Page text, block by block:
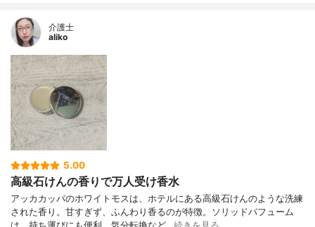
介護士
aliko
5.00
高級石けんの香りで万人受け香水
アッカカッパのホワイトモスは、ホテルにある高級石けんのような洗練
された香り。甘すぎず、ふんわり香るのが特徴。ソリッドパフューム